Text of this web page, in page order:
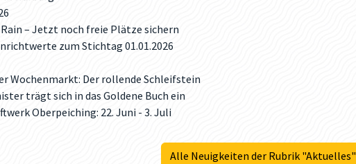
– Jetzt noch freie Plätze sichern
zum Stichtag 01.01.2026
Wochenmarkt: Der rollende Schleifstein
trägt sich in das Goldene Buch ein
Oberpeiching: 22. Juni - 3. Juli
Alle Neuigkeiten der Rubrik "Aktuelles"